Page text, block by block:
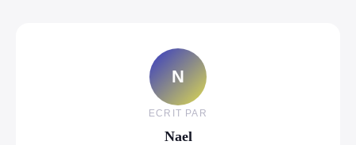
N
ECRIT PAR
Nael